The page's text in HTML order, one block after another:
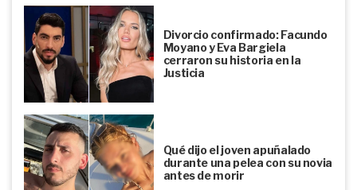
Divorcio confirmado: Facundo
Moyano y Eva Bargiela
cerraron su historia en la
Justicia
Qué dijo el joven apuñalado
durante una pelea con su novia
antes de morir